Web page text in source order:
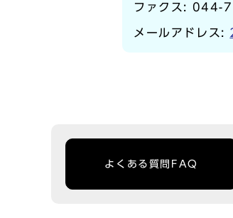
ファクス: 044-
メールアドレス:
よくある質問FAQ